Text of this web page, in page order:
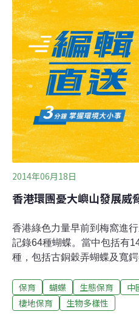
式的大問題！是許多小而美
村、生態、庶民風貌共同撐
以後，從住宿、餐飲到旅遊
沙瑪基這塊「公有地」，應
人低消30元的庶民大家樂模
讓政府單位得以收取租金、
業者一年平均繳13萬8000元
估計一年要收799萬元。）
2014年06月18日
香港環團憂大嶼山發展威
香港綠色力量早前到梅窩進
記錄64種蝴蝶。當中包括有
種，包括古銅穀弄蝴蝶及寬
擔心土地開發後，破壞蝴蝶
單家驊反對開發大嶼山郊野
保育 蝴蝶 生態保育 中
棲地保育
生物多樣性